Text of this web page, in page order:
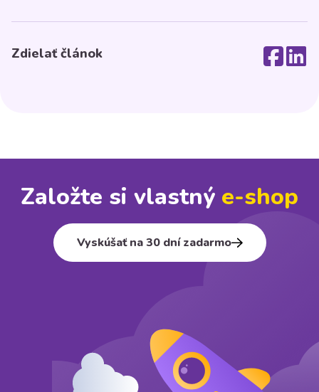
Zdielať článok
Založte si vlastný e⁠-⁠shop
Vyskúšať na 30 dní zadarmo